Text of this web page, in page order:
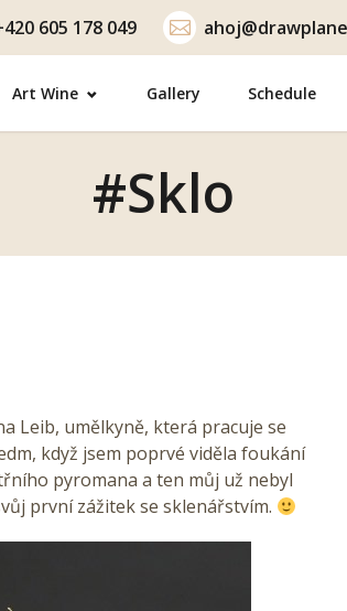
605 178 049
Art Wine Gallery Schedule
#Sklo
Leib, umělkyně, která pracuje se
když jsem poprvé viděla foukání
pyromana a ten můj už nebyl
první zážitek se sklenářstvím.